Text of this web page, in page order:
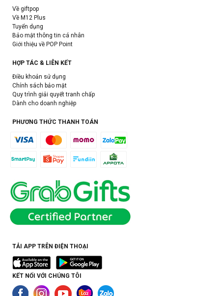
Về giftpop
Về M12 Plus
Tuyển dụng
Bảo mật thông tin cá nhân
Giới thiệu về POP Point
HỢP TÁC & LIÊN KẾT
Điều khoản sử dụng
Chính sách bảo mật
Quy trình giải quyết tranh chấp
Dành cho doanh nghiệp
PHƯƠNG THỨC THANH TOÁN
TẢI APP TRÊN ĐIỆN THOẠI
KẾT NỐI VỚI CHÚNG TÔI